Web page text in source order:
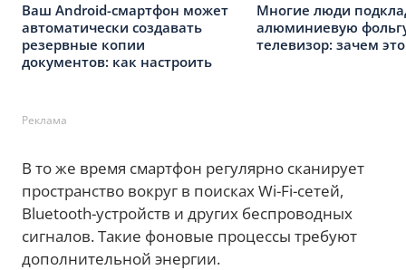
Ваш Android-смартфон может
автоматически создавать
резервные копии
документов: как настроить
Многие люди
алюминиевую
телевизор: зачем
Реклама
В то же время смартфон регулярно сканирует
пространство вокруг в поисках Wi-Fi-сетей,
Bluetooth-устройств и других беспроводных
сигналов. Такие фоновые процессы требуют
дополнительной энергии.